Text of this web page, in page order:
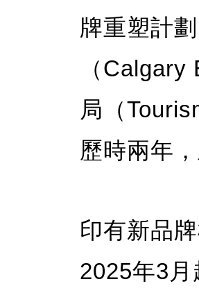
牌重塑計
（
局（
歷時兩年
印有新品
2025年3